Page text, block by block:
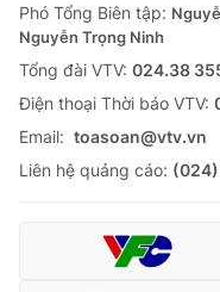
Phó Tổng Biên tập:
Nguyễn Trọng Ninh
Tổng đài VTV: 024.38
Ðiện thoại Thời báo VTV:
Email: toasoan@vtv.vn
Liên hệ quảng cáo: